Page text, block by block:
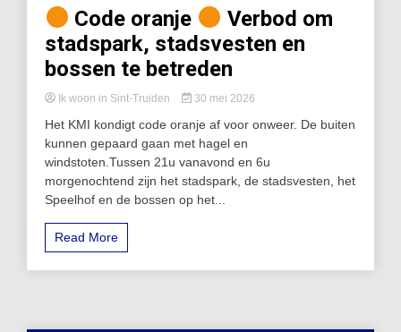
Code oranje
Verbod om
stadspark, stadsvesten en
bossen te betreden
Ik woon in Sint-Truiden 30 mei 2026
Het KMI kondigt code oranje af voor onweer. De buiten
kunnen gepaard gaan met hagel en
windstoten.Tussen 21u vanavond en 6u
morgenochtend zijn het stadspark, de stadsvesten, het
Speelhof en de bossen op het...
Read More